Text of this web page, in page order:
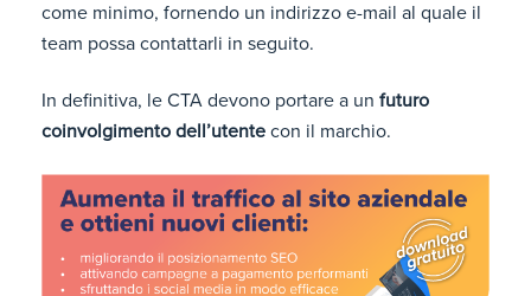
come minimo, fornendo un indirizzo e-mail al quale il
team possa contattarli in seguito.
In definitiva, le CTA devono portare a un futuro
coinvolgimento dell’utente con il marchio.